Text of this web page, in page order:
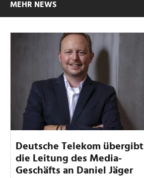
MEHR NEWS
Deutsche Telekom übergibt
die Leitung des Media-
Geschäfts an Daniel Jäger